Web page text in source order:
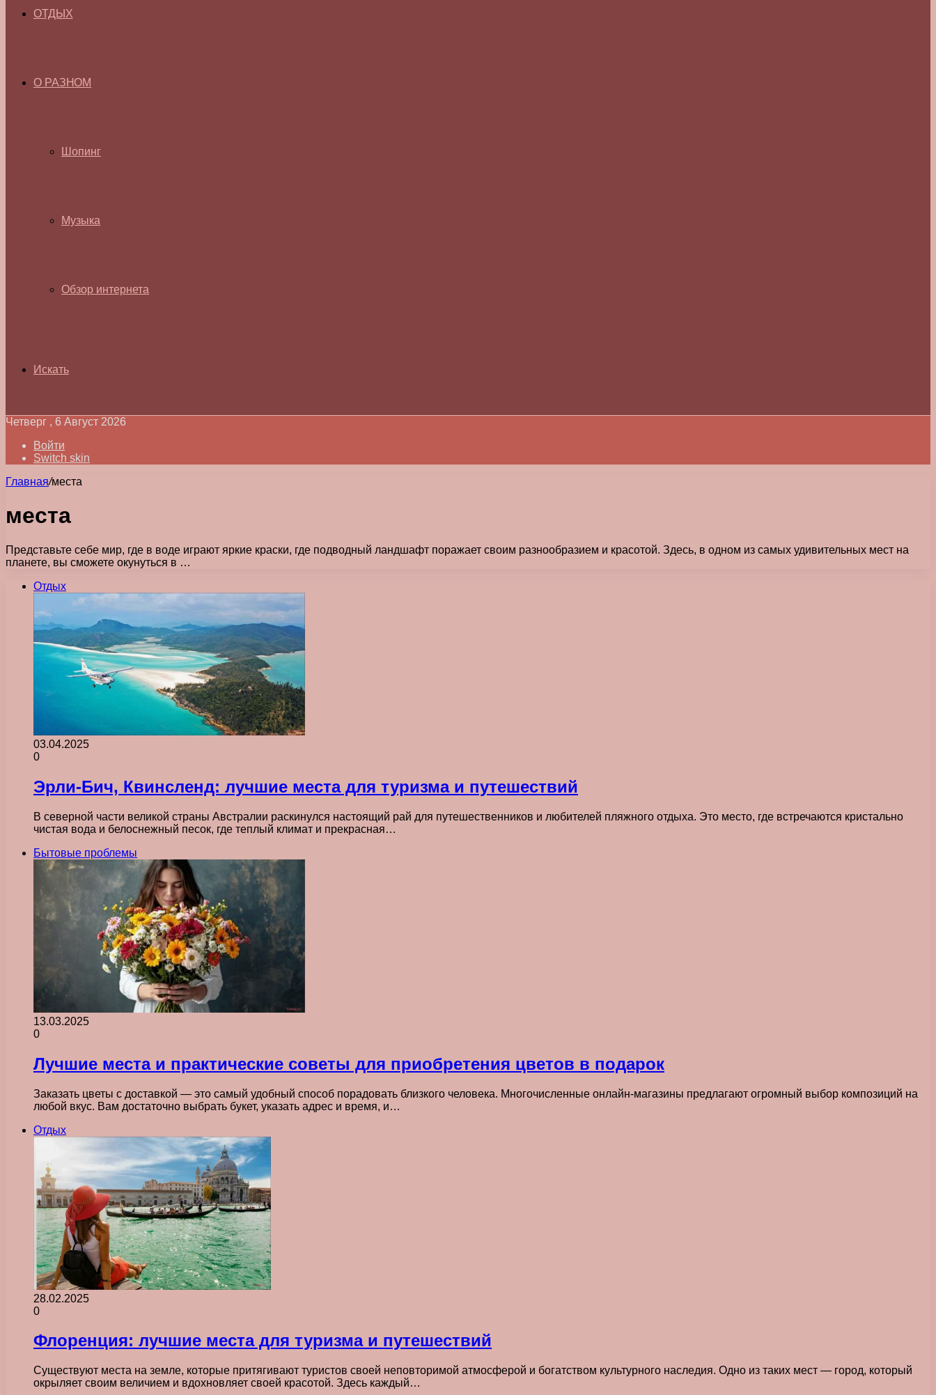
ОТДЫХ
О РАЗНОМ
Шопинг
Музыка
Обзор интернета
Искать
Четверг , 6 Август 2026
Войти
Switch skin
Главная/места
места
Представьте себе мир, где в воде играют яркие краски, где подводный ландшафт поражает своим разнообразием и красотой. Здесь, в одном из самых удивительных мест на
планете, вы сможете окунуться в …
Отдых
03.04.2025
0
Эрли-Бич, Квинсленд: лучшие места для туризма и путешествий
В северной части великой страны Австралии раскинулся настоящий рай для путешественников и любителей пляжного отдыха. Это место, где встречаются кристально
чистая вода и белоснежный песок, где теплый климат и прекрасная…
Бытовые проблемы
13.03.2025
0
Лучшие места и практические советы для приобретения цветов в подарок
Заказать цветы с доставкой — это самый удобный способ порадовать близкого человека. Многочисленные онлайн-магазины предлагают огромный выбор композиций на
любой вкус. Вам достаточно выбрать букет, указать адрес и время, и…
Отдых
28.02.2025
0
Флоренция: лучшие места для туризма и путешествий
Существуют места на земле, которые притягивают туристов своей неповторимой атмосферой и богатством культурного наследия. Одно из таких мест — город, который
окрыляет своим величием и вдохновляет своей красотой. Здесь каждый…